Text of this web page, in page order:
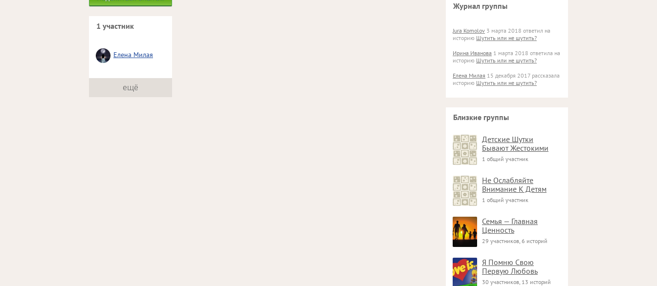
1 участник
Елена Милая
ещё
Журнал группы
Jura Komolov 3 марта 2018 ответил на
историю Шутить или не шутить?
Ирина Иванова 1 марта 2018 ответила на
историю Шутить или не шутить?
Елена Милая 15 декабря 2017 рассказала
историю Шутить или не шутить?
Близкие группы
Детские Шутки
Бывают Жестокими
1 общий участник
Не Ослабляйте
Внимание К Детям
1 общий участник
Семья — Главная
Ценность
29 участников, 6 историй
Я Помню Свою
Первую Любовь
30 участников, 13 историй